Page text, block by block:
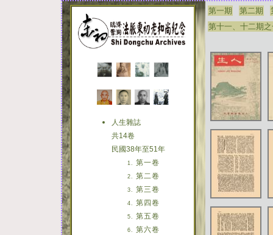
人生雜誌
共14卷
民國38年至51年
第一卷
第二卷
第三卷
第四卷
第五卷
第六卷
第一期 第二期
第十一、十二期